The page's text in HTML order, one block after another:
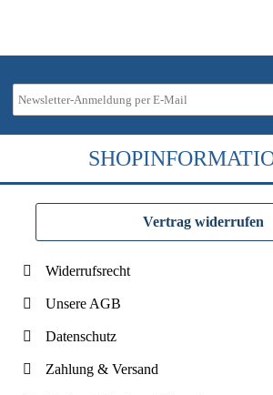
Vertrag widerrufen
Widerrufsrecht
Unsere AGB
Datenschutz
Zahlung & Versand